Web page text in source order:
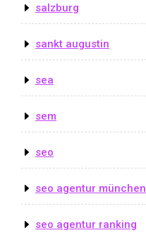
salzburg
sankt augustin
sea
sem
seo
seo agentur münchen
seo agentur ranking